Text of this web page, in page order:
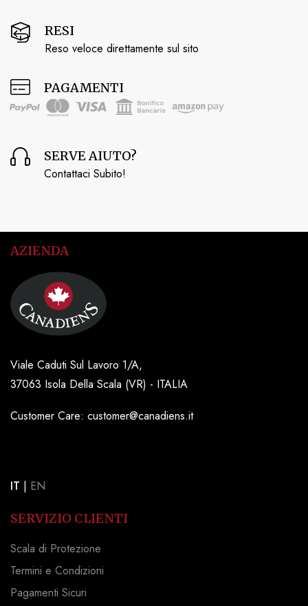
RESI
Reso veloce direttamente sul sito
PAGAMENTI
SERVE AIUTO?
Contattaci Subito!
AZIENDA
Viale Caduti Sul Lavoro 1/A,
37063 Isola Della Scala (VR) - ITALIA
Customer Care: customer@canadiens.it
IT | EN
SERVIZIO CLIENTI
Scala di Protezione
Termini e Condizioni
Pagamenti Sicuri